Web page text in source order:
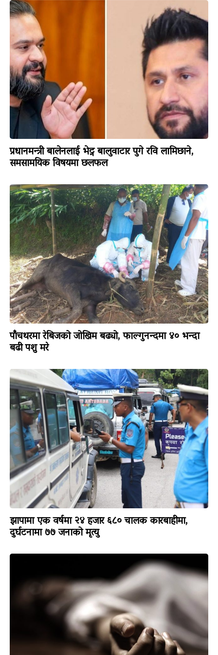
प्रधानमन्त्री बालेनलाई भेट्न बालुवाटार पुगे रवि लामिछाने,
समसामयिक विषयमा छलफल
पाँचथरमा रेबिजको जोखिम बढ्यो, फाल्गुनन्दमा ४० भन्दा
बढी पशु मरे
झापामा एक वर्षमा २४ हजार ६८० चालक कारबाहीमा,
दुर्घटनामा ७७ जनाको मृत्यु